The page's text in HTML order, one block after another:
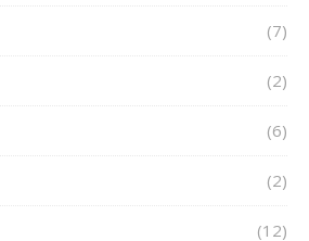
(7)
(2)
(6)
(2)
(12)